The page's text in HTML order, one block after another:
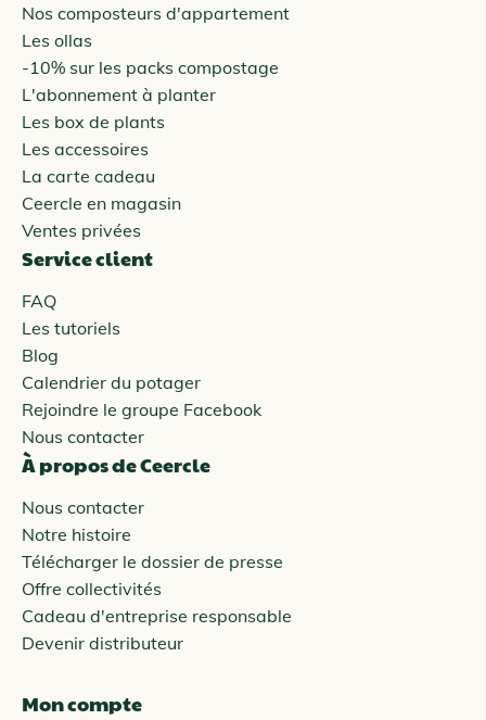
Nos composteurs d'appartement
Les ollas
-10% sur les packs compostage
L'abonnement à planter
Les box de plants
Les accessoires
La carte cadeau
Ceercle en magasin
Ventes privées
Service client
FAQ
Les tutoriels
Blog
Calendrier du potager
Rejoindre le groupe Facebook
Nous contacter
À propos de Ceercle
Nous contacter
Notre histoire
Télécharger le dossier de presse
Offre collectivités
Cadeau d'entreprise responsable
Devenir distributeur
Mon compte